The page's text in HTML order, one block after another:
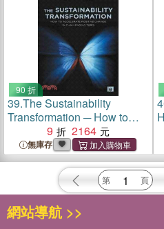
90 折
39.The Sustainability
Transformation ─ How to
Accelerate Positive Change
in Challenging Times
9 2164
無庫存
網站導航 >>